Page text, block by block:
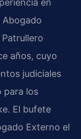
en
años, cuyo
judiciales
para los
El bufete
Externo el